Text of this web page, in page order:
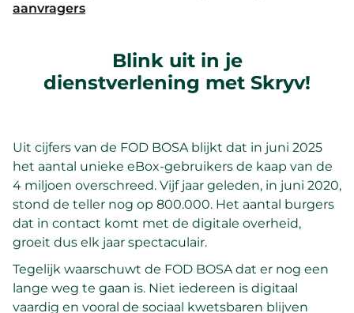
aanvragers
Blink uit in je
dienstverlening met Skryv!
Uit cijfers van de FOD BOSA blijkt dat in juni 2025
het aantal unieke eBox-gebruikers de kaap van de
4 miljoen overschreed. Vijf jaar geleden, in juni 2020,
stond de teller nog op 800.000. Het aantal burgers
dat in contact komt met de digitale overheid,
groeit dus elk jaar spectaculair.
Tegelijk waarschuwt de FOD BOSA dat er nog een
lange weg te gaan is. Niet iedereen is digitaal
vaardig en vooral de sociaal kwetsbaren blijven